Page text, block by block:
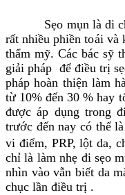
Sẹo mụn là di
rất nhiều phiền toái và
thẩm mỹ. Các bác sỹ
giải pháp để điều trị
pháp hoàn thiện làm
từ 10% đến 30 % hay
được áp dụng trong
trước đến nay có thể
vi điểm, PRP, lột da,
chỉ là làm nhẹ đi sẹo
nhìn vào vẫn biết da
chục lần điều trị .